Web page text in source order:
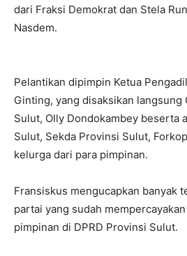
dari Fraksi Demokrat dan Stela
Nasdem.
Pelantikan dipimpin Ketua
Ginting, yang disaksikan langsung
Sulut, Olly Dondokambey beserta
Sulut, Sekda Provinsi Sulut,
kelurga dari para pimpinan.
Fransiskus mengucapkan banyak
partai yang sudah
pimpinan di DPRD Provinsi Sulut.